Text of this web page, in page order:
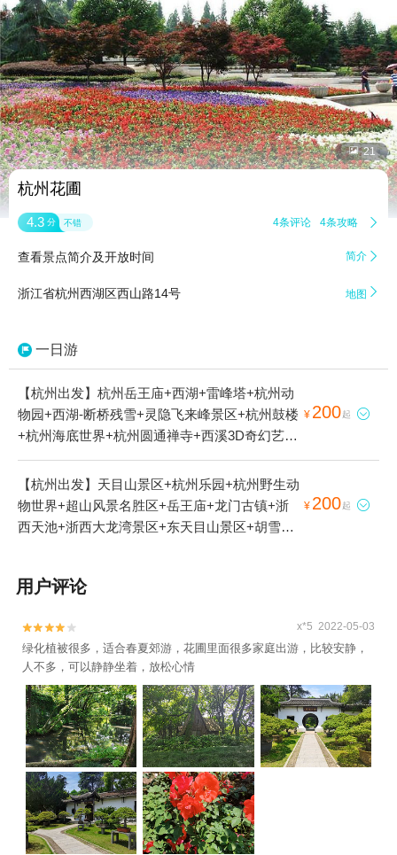
 21
杭州花圃
4.3 分 不错 4条评论 4条攻略 
查看景点简介及开放时间 简介 
浙江省杭州西湖区西山路14号 地图 
一日游
【杭州出发】杭州岳王庙+西湖+雷峰塔+杭州动
物园+西湖-断桥残雪+灵隐飞来峰景区+杭州鼓楼
+杭州海底世界+杭州圆通禅寺+西溪3D奇幻艺术
馆+西溪国家湿地公园+杭州黄龙洞+杭州花圃
+杭州体育馆+杭州剧院+杭州云曼温泉+西溪草
堂+杭州白塔公园+杭州大剧院+西溪湿地印象摇
橹船+西溪庄园+杭州图书馆+西湖文化广场+西
悦酒店+杭州逸酒店+杭州西溪喜来登度假大酒店
溪城市文化公园1日游
¥ 200起 
【杭州出发】天目山景区+杭州乐园+杭州野生动
物世界+超山风景名胜区+岳王庙+龙门古镇+浙
西天池+浙西大龙湾景区+东天目山景区+胡雪岩
峰塔+杭州长乔极地海洋公园+浙西运河+垂云通
安城遗址+杭州动物园+浙西大峡谷+大奇山国家
森林公园+清河坊街+浙江大学+花港观鱼公园
+断桥残雪+三潭印月+花港观鱼+南屏晚钟+柳浪
闻莺+灵隐飞来峰景区+塘栖古镇+天子地山野乐
园+杭州鼓楼+良渚古城遗址公园+京杭大运河杭
州景区+《西湖之夜》演出+九溪十八涧+西溪3D
奇幻艺术馆+天目山月亮湾漂流+杭州博物馆+西
湖音乐喷泉+太子湾公园+西湖天地+西溪国家湿
地公园+大明山万松岭滑雪场+七里扬帆+杭州花
圃+浙西三峡+杭州体育馆+浙西大草原+杭州酒
家+杭州剧院+钱王祠+西溪草堂+临安碧雪湖山
¥ 200起 
用户评论

 x*5 2022-05-03
绿化植被很多，适合春夏郊游，花圃里面很多家庭出游，比较安静，
人不多，可以静静坐着，放松心情
